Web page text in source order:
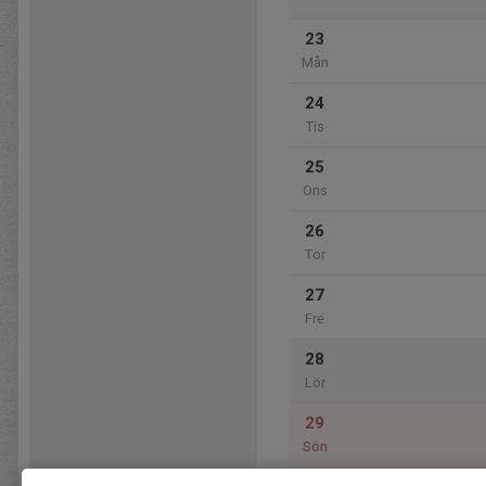
23
Mån
24
Tis
25
Ons
26
Tor
27
Fre
28
Lör
29
Sön